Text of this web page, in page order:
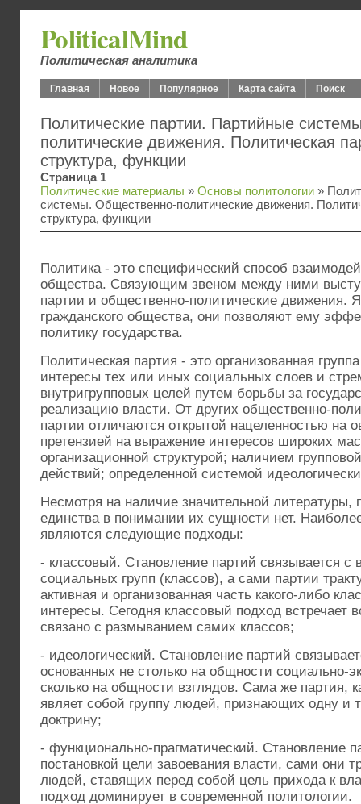
PoliticalMind
Политическая аналитика
Главная Новое Популярное Карта сайта Поиск
Политические партии. Партийные
политические движения. Политическая
структура, функции
Страница 1
Политические материалы » Основы политологии »
системы. Общественно-политические движения.
структура, функции
Политика - это специфический способ
общества. Связующим звеном между ними
партии и общественно-политические движения.
гражданского общества, они позволяют ему
политику государства.
Политическая партия - это организованная
интересы тех или иных социальных слоев и
внутригрупповых целей путем борьбы за
реализацию власти. От других общественно-
партии отличаются открытой нацеленностью на
претензией на выражение интересов широких
организационной структурой; наличием
действий; определенной системой
Несмотря на наличие значительной литературы,
единства в понимании их сущности нет.
являются следующие подходы:
- классовый. Становление партий связывается
социальных групп (классов), а сами партии
активная и организованная часть какого-либо
интересы. Сегодня классовый подход встречает
связано с размыванием самих классов;
- идеологический. Становление партий
основанных не столько на общности социально-
сколько на общности взглядов. Сама же партия,
являет собой группу людей, признающих одну и
доктрину;
- функционально-прагматический. Становление
постановкой цели завоевания власти, сами они
людей, ставящих перед собой цель прихода к
подход доминирует в современной политологии.